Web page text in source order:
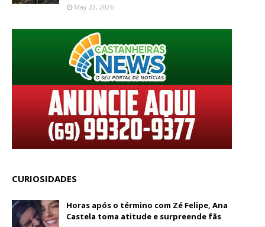
May 22, 2026
CURIOSIDADES
Horas após o término com Zé Felipe, Ana
Castela toma atitude e surpreende fãs